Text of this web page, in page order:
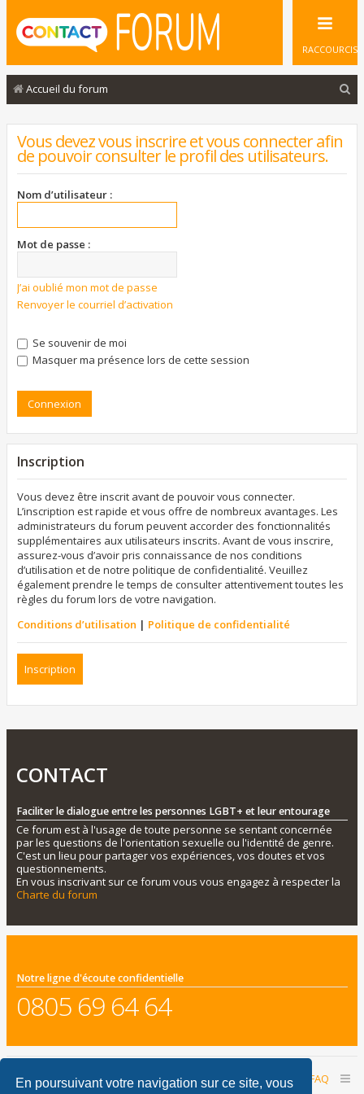
En poursuivant votre navigation sur ce site, vous
RACCOURCIS
Accueil du forum
Vous devez vous inscrire et vous connecter afin
de pouvoir consulter le profil des utilisateurs.
Nom d’utilisateur :
Mot de passe :
J’ai oublié mon mot de passe
Renvoyer le courriel d’activation
Se souvenir de moi
Masquer ma présence lors de cette session
Inscription
Vous devez être inscrit avant de pouvoir vous connecter.
L’inscription est rapide et vous offre de nombreux avantages. Les
administrateurs du forum peuvent accorder des fonctionnalités
supplémentaires aux utilisateurs inscrits. Avant de vous inscrire,
assurez-vous d’avoir pris connaissance de nos conditions
d’utilisation et de notre politique de confidentialité. Veuillez
également prendre le temps de consulter attentivement toutes les
règles du forum lors de votre navigation.
Conditions d’utilisation | Politique de confidentialité
Inscription
CONTACT
Faciliter le dialogue entre les personnes LGBT+ et leur entourage
Ce forum est à l'usage de toute personne se sentant concernée
par les questions de l'orientation sexuelle ou l'identité de genre.
C'est un lieu pour partager vos expériences, vos doutes et vos
questionnements.
En vous inscrivant sur ce forum vous vous engagez à respecter la
Charte du forum
Notre ligne d'écoute confidentielle
0805 69 64 64
Accueil du forum FAQ
Nous contacter